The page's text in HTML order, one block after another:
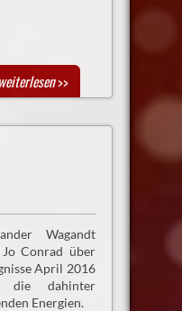
weiterlesen>>
Wagandt
Conrad über
April 2016
die dahinter
Energien.